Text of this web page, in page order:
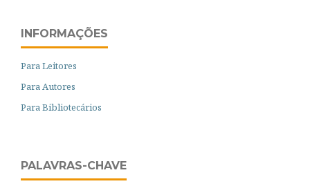
INFORMAÇÕES
Para Leitores
Para Autores
Para Bibliotecários
PALAVRAS-CHAVE